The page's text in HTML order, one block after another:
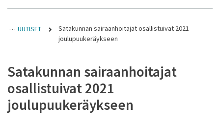
UUTISET
Satakunnan sairaanhoitajat osallistuivat 2021
joulupuukeräykseen
Satakunnan sairaanhoitajat
osallistuivat 2021
joulupuukeräykseen